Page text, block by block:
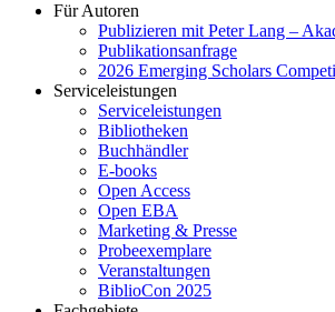
Für Autoren
Publizieren mit Peter Lang –
Publikationsanfrage
2026 Emerging Scholars
Serviceleistungen
Serviceleistungen
Bibliotheken
Buchhändler
E-books
Open Access
Open EBA
Marketing & Presse
Probeexemplare
Veranstaltungen
BiblioCon 2025